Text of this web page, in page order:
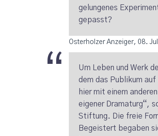
gelungenes
gepasst?
Osterholzer Anzeiger, 08.
Um Leben und Werk
dem das Publikum
hier mit einem
eigener Dramaturg“,
Stiftung. Die freie
Begeistert begaben